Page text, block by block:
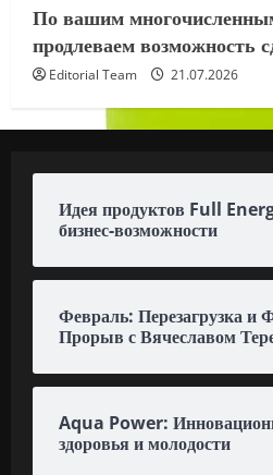
По вашим
продлеваем возможность
Editorial Team 21.07.2026
Идея продуктов Full
бизнес-возможности
Февраль: Перезагрузка и
Прорыв с Вячеславом
Aqua Power:
здоровья и молодости